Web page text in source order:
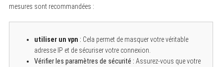
mesures sont recommandées :
utiliser un vpn : Cela permet de masquer votre véritable
adresse IP et de sécuriser votre connexion.
Vérifier les paramètres de sécurité : Assurez-vous que votre